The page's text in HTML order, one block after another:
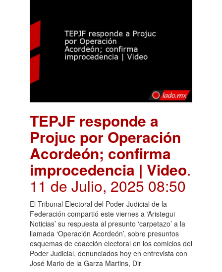
TEPJF responde a
Projuc por Operación
Acordeón; confirma
improcedencia | Video.
11 de Julio, 2025 08:50
El Tribunal Electoral del Poder Judicial de la
Federación compartió este viernes a ‘Aristegui
Noticias’ su respuesta al presunto ‘carpetazo’ a la
llamada ‘Operación Acordeón’, sobre presuntos
esquemas de coacción electoral en los comicios del
Poder Judicial, denunciados hoy en entrevista con
José Mario de la Garza Martins, Dir